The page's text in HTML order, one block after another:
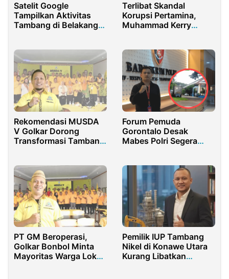
Satelit Google
Tampilkan Aktivitas
Tambang di Belakang
Terlibat Skandal
Korupsi Pertamina,
Muhammad Kerry
Rekomendasi MUSDA
V Golkar Dorong
Transformasi Tambang
Forum Pemuda
Gorontalo Desak
Mabes Polri Segera
Hitam
PT GM Beroperasi,
Golkar Bonbol Minta
Mayoritas Warga Lokal
Pemilik IUP Tambang
Nikel di Konawe Utara
Kurang Libatkan